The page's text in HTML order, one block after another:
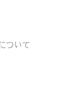
ついて